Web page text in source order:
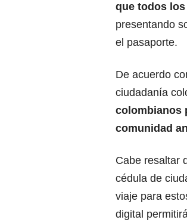
que todos
presentando
el pasaporte.
De acuerdo
ciudadanía
colombianos
comunidad
Cabe resaltar
cédula de
viaje para
digital